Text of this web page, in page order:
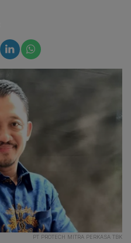
PT PROTECH MITRA PERKASA TBK